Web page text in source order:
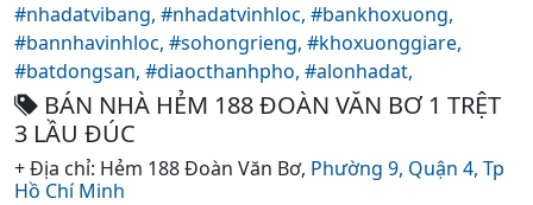
#nhadatvibang, #nhadatvinhloc, #bankhoxuong,
#bannhavinhloc, #sohongrieng, #khoxuonggiare,
#batdongsan, #diaocthanhpho, #alonhadat,
BÁN NHÀ HẺM 188 ĐOÀN VĂN BƠ 1 TRỆT
3 LẦU ĐÚC
+ Địa chỉ: Hẻm 188 Đoàn Văn Bơ, Phường 9, Quận 4, Tp
Hồ Chí Minh